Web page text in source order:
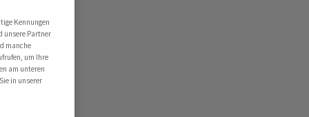
Kennungen
unsere Partner
manche
um Ihre
am unteren
in unserer